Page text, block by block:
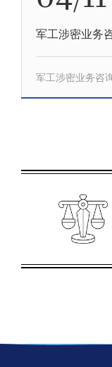
军工涉密业务
军工涉密业务咨